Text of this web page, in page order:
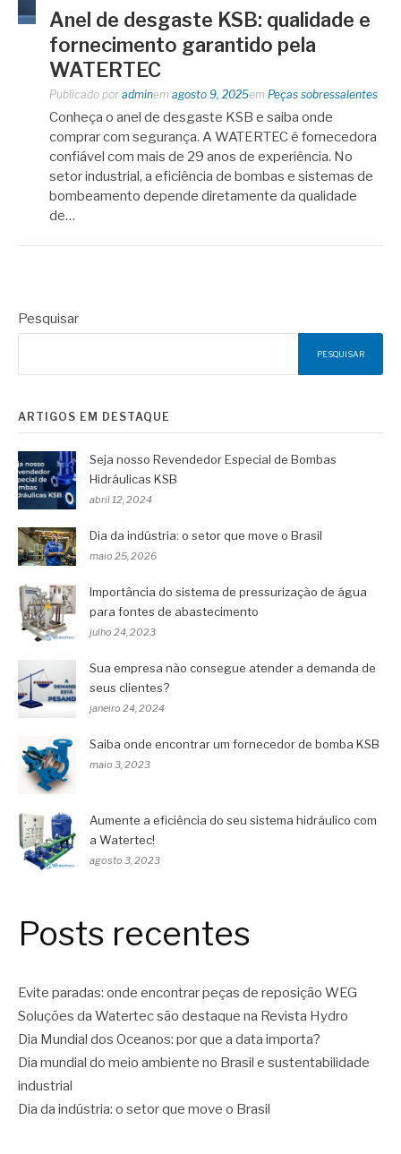
Anel de desgaste KSB: qualidade e
fornecimento garantido pela
WATERTEC
Publicado por adminem agosto 9, 2025em Peças sobressalentes
Conheça o anel de desgaste KSB e saiba onde
comprar com segurança. A WATERTEC é fornecedora
confiável com mais de 29 anos de experiência. No
setor industrial, a eficiência de bombas e sistemas de
bombeamento depende diretamente da qualidade
de…
Pesquisar
PESQUISAR
ARTIGOS EM DESTAQUE
Seja nosso Revendedor Especial de Bombas
Hidráulicas KSB
abril 12, 2024
Dia da indústria: o setor que move o Brasil
maio 25, 2026
Importância do sistema de pressurização de água
para fontes de abastecimento
julho 24, 2023
Sua empresa não consegue atender a demanda de
seus clientes?
janeiro 24, 2024
Saiba onde encontrar um fornecedor de bomba KSB
maio 3, 2023
Aumente a eficiência do seu sistema hidráulico com
a Watertec!
agosto 3, 2023
Posts recentes
Evite paradas: onde encontrar peças de reposição WEG
Soluções da Watertec são destaque na Revista Hydro
Dia Mundial dos Oceanos: por que a data importa?
Dia mundial do meio ambiente no Brasil e sustentabilidade
industrial
Dia da indústria: o setor que move o Brasil